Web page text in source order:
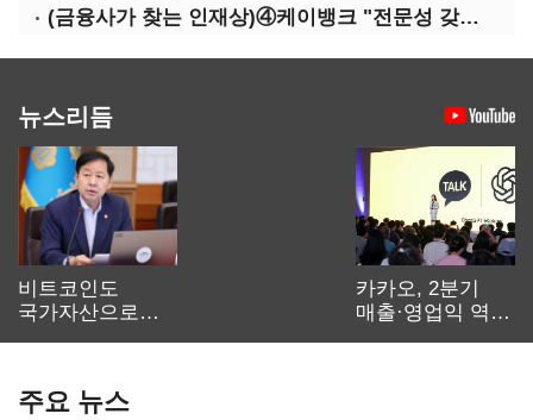
(금융사가 찾는 인재상)④케이뱅크 "전문성 갖고 협업 능숙한지 살필것"
뉴스리듬
비트코인도
국가자산으로…'
카카오, 2분기
매출·영업익 역대
주요 뉴스